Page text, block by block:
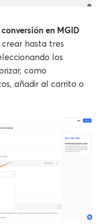
en MGID
crear hasta tres
los
como
añadir al carrito o